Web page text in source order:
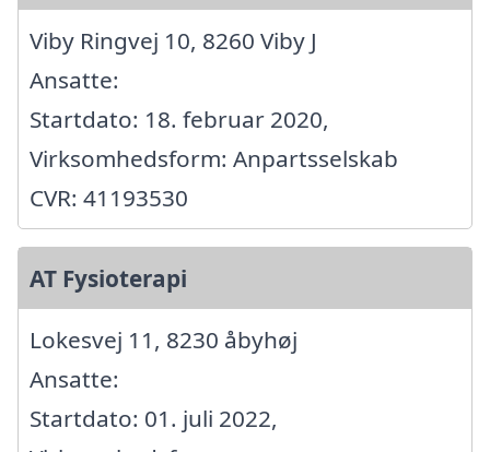
Viby Ringvej 10, 8260 Viby J
Ansatte:
Startdato: 18. februar 2020,
Virksomhedsform: Anpartsselskab
CVR: 41193530
AT Fysioterapi
Lokesvej 11, 8230 åbyhøj
Ansatte:
Startdato: 01. juli 2022,